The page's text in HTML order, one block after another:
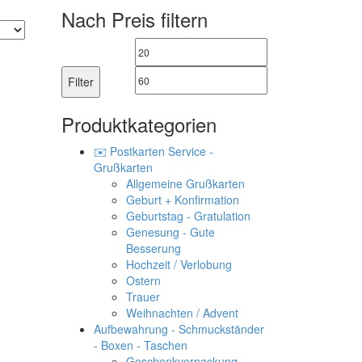
Nach Preis filtern
Min.
Preis
Preis
Filter
Produktkategorien
✉️ Postkarten Service -
Grußkarten
Allgemeine Grußkarten
Geburt + Konfirmation
Geburtstag - Gratulation
Genesung - Gute
Besserung
Hochzeit / Verlobung
Ostern
Trauer
Weihnachten / Advent
Aufbewahrung - Schmuckständer
- Boxen - Taschen